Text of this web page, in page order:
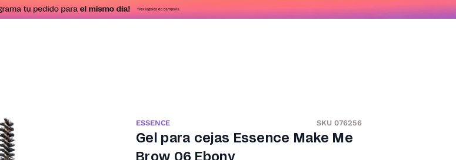
ESSENCE SKU 076256
Gel para cejas Essence Make Me
Brow 06 Ebony